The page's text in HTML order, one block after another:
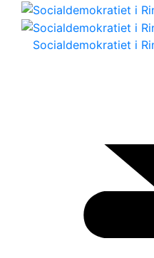
Socialdemokratiet i